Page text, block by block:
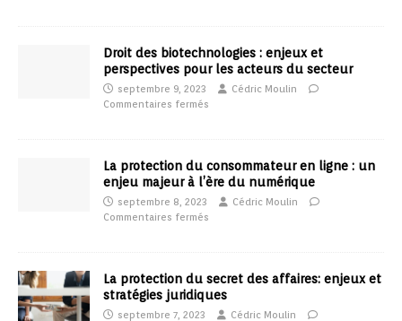
Droit des biotechnologies : enjeux et
perspectives pour les acteurs du secteur
septembre 9, 2023
Cédric Moulin
Commentaires fermés
La protection du consommateur en ligne : un
enjeu majeur à l’ère du numérique
septembre 8, 2023
Cédric Moulin
Commentaires fermés
La protection du secret des affaires: enjeux et
stratégies juridiques
septembre 7, 2023
Cédric Moulin